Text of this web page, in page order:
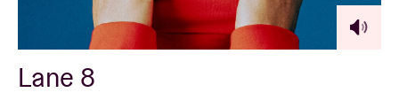
Lane 8